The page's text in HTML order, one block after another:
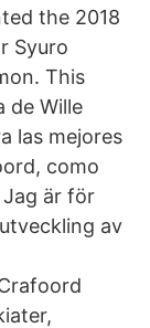
the 2018
Syuro
This
de Wille
las mejores
como
Jag är för
av